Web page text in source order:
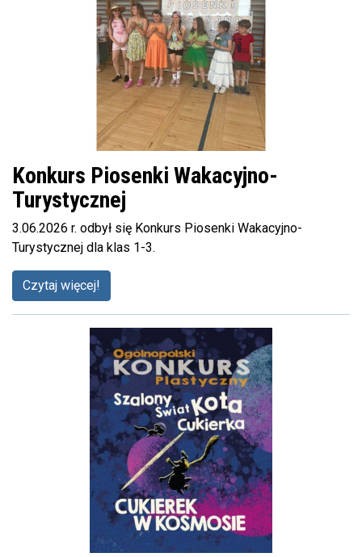
Konkurs Piosenki Wakacyjno-
Turystycznej
3.06.2026 r. odbył się Konkurs Piosenki Wakacyjno-
Turystycznej dla klas 1-3.
Czytaj więcej!